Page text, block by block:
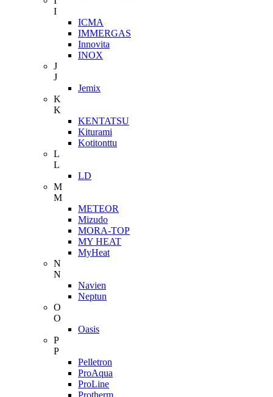
I
ICMA
IMMERGAS
Innovita
INOX
J
J
Jemix
K
K
KENTATSU
Kiturami
Kotitonttu
L
L
LD
M
M
METEOR
Mizudo
MORA-TOP
MY HEAT
MyHeat
N
N
Navien
Neptun
O
O
Oasis
P
P
Pelletron
ProAqua
ProLine
Protherm